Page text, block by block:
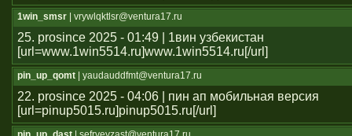
1win_smsr | vrywlqktlsr@ventura17.ru
25. prosince 2025 - 01:49 | 1вин узбекистан
[url=www.1win5514.ru]www.1win5514.ru[/url]
pin_up_qomt | yaudauddfmt@ventura17.ru
22. prosince 2025 - 04:06 | пин ап мобильная версия
[url=pinup5015.ru]pinup5015.ru[/url]